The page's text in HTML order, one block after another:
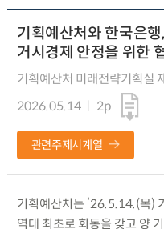
기획예산처와 한국은
거시경제 안정을 위한
기획예산처 미래전략기획실
2026.05.14
2p
관련주제시계열
기획예산처는 ’26.5.14.(목)
역대 최초로 회동을 갖고 양